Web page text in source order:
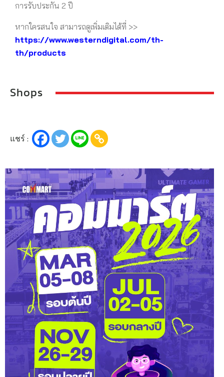
การรับประกัน 2 ปี
หากใครสนใจ สามารถดูเพิ่มเติมได้ที่ >>
https://www.westerndigital.com/th-
th/products
Shops
แชร์ :